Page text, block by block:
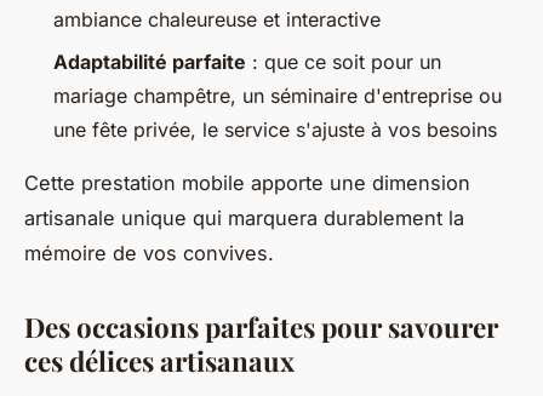
ambiance chaleureuse et interactive
Adaptabilité parfaite : que ce soit pour un
mariage champêtre, un séminaire d'entreprise ou
une fête privée, le service s'ajuste à vos besoins
Cette prestation mobile apporte une dimension
artisanale unique qui marquera durablement la
mémoire de vos convives.
Des occasions parfaites pour savourer
ces délices artisanaux